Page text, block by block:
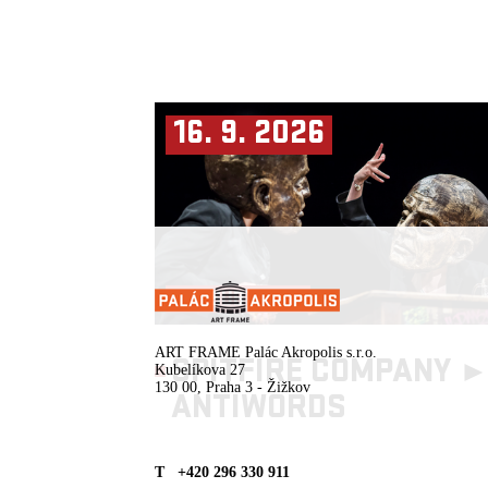
16. 9. 2026
ENG SUBTITLES
SPITFIRE COMPANY ►
ANTIWORDS
ART FRAME Palác Akropolis s.r.o.
Kubelíkova 27
130 00, Praha 3 - Žižkov
T +420 296 330 911